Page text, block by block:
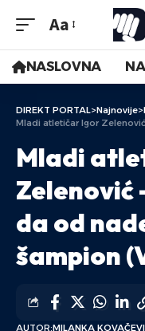
Aa
NASLOVNA
DIREKT PORTAL>Najnovije>
Mladi atletičar Igor
Mladi
Zelenović
da od
šampion
AUTOR:MILANKA